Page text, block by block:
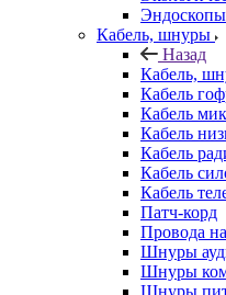
Эндоскопы
Кабель, шнуры
Назад
Кабель,
Кабель
Кабель
Кабель
Кабель
Кабель
Кабель
Патч-корд
Провода
Шнуры
Шнуры
Шнуры